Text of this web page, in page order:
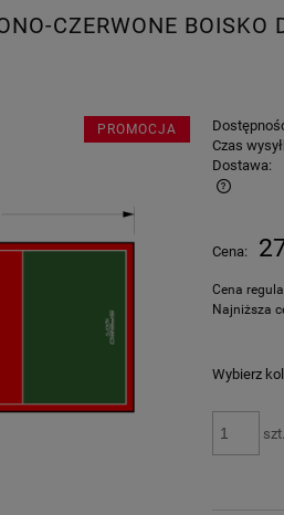
CZERWONE BOISKO
PROMOCJA
Czas
Dostawa:
ewentualnych kosztów
Cena:
Cena
Najniższa
Wybierz
szt.